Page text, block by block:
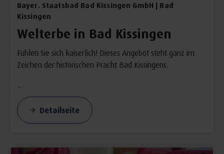
Bayer. Staatsbad Bad Kissingen GmbH | Bad
Kissingen
Welterbe in Bad Kissingen
Fühlen Sie sich kaiserlich! Dieses Angebot steht ganz im
Zeichen der historischen Pracht Bad Kissingens.
...
Detailseite